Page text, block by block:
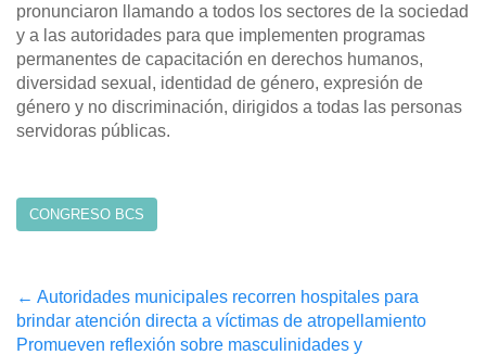
pronunciaron llamando a todos los sectores de la sociedad
y a las autoridades para que implementen programas
permanentes de capacitación en derechos humanos,
diversidad sexual, identidad de género, expresión de
género y no discriminación, dirigidos a todas las personas
servidoras públicas.
CONGRESO BCS
Post
navigation
← Autoridades municipales recorren hospitales para
brindar atención directa a víctimas de atropellamiento
Promueven reflexión sobre masculinidades y